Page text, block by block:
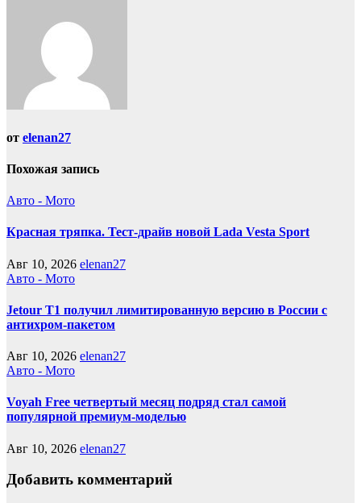
от elenan27
Похожая запись
Авто - Мото
Красная тряпка. Тест-драйв новой Lada Vesta Sport
Авг 10, 2026 elenan27
Авто - Мото
Jetour T1 получил лимитированную версию в России с
антихром-пакетом
Авг 10, 2026 elenan27
Авто - Мото
Voyah Free четвертый месяц подряд стал самой
популярной премиум-моделью
Авг 10, 2026 elenan27
Добавить комментарий